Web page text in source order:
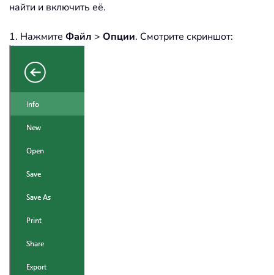
найти и включить её.
1. Нажмите Файл > Опции. Смотрите скриншот: